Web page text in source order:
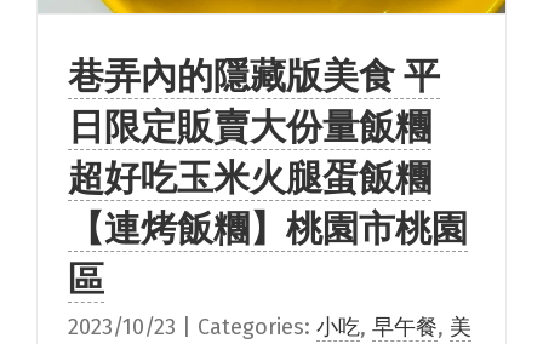
巷弄內的隱藏版美食 平
日限定販賣大份量飯糰
超好吃玉米火腿蛋飯糰
【連烤飯糰】桃園市桃園
區
2023/10/23 Categories: 小吃, 早午餐, 美